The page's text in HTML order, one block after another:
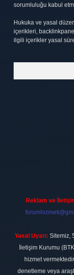
sorumluluğu kabul
Hukuka ve yasal
içerikleri,
ilgili içerikler yasal
Reklam ve
Yasal Uyarı: Sitemiz,
İletişim Kurumu
hizmet
denetleme veya